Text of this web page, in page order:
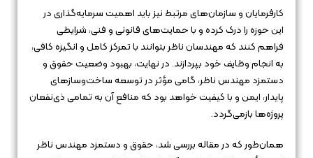
کارفرمایان و سازمان‌های مرتبط نیز باید اهمیت سرمایه‌گذاری در
این حوزه را درک کرده و با حمایت‌های قانونی و فنی، شرایطی
فراهم کنند که مهندسان ناظر بتوانند با تمرکز کامل و انگیزه کافی،
به انجام وظایف خود بپردازند. در نهایت، بهبود وضعیت حقوق و
دستمزد مهندس ناظر، گامی مؤثر در توسعه ساخت‌وسازهای
پایدار، ایمن و با کیفیت خواهد بود که منافع آن به تمامی ذی‌نفعان
پروژه‌ها بازمی‌گردد.
همان‌طور که در مقاله بررسی شد، حقوق و دستمزد مهندس ناظر